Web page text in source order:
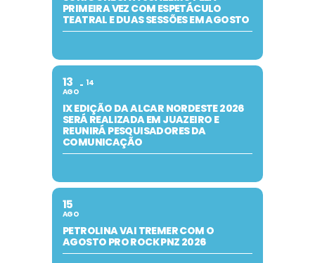
PRIMEIRA VEZ COM ESPETÁCULO
TEATRAL E DUAS SESSÕES EM AGOSTO
13
AGO
14
IX EDIÇÃO DA ALCAR NORDESTE 2026
SERÁ REALIZADA EM JUAZEIRO E
REUNIRÁ PESQUISADORES DA
COMUNICAÇÃO
15
AGO
PETROLINA VAI TREMER COM O
AGOSTO PRO ROCK PNZ 2026